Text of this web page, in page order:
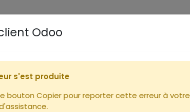
Accueil Boutique
avec elastiques bras
Odoo
s'est produite
bouton Copier pour reporter cette erreur à votre